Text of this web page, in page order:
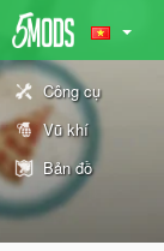
Công cụ
Vũ khí
Bản đồ